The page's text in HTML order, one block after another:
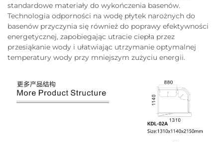
standardowe materiały do wykończenia basenów.
Technologia odporności na wodę płytek narożnych do
basenów przyczynia się również do poprawy efektywności
energetycznej, zapobiegając utracie ciepła przez
przesiąkanie wody i ułatwiając utrzymanie optymalnej
temperatury wody przy mniejszym zużyciu energii.